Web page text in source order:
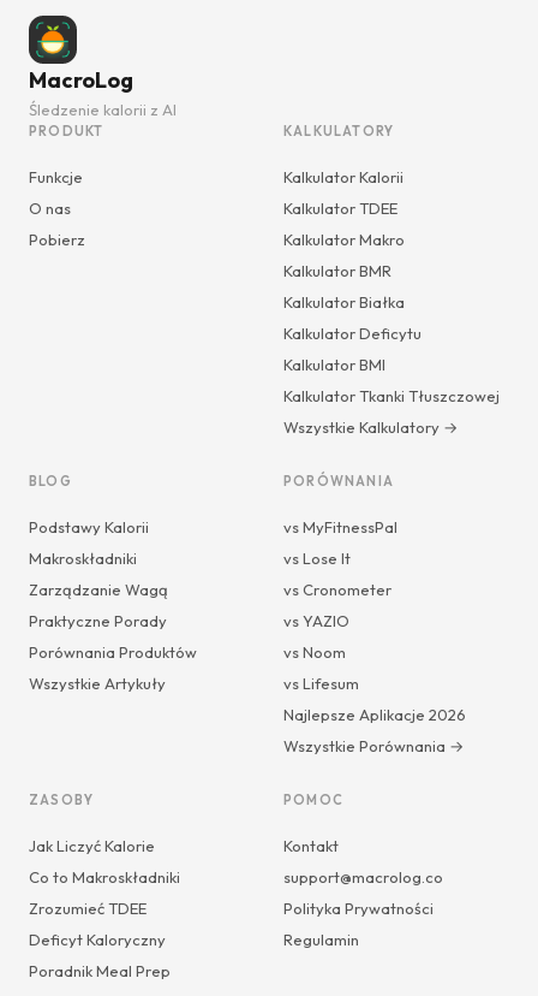
MacroLog
Śledzenie kalorii z AI
PRODUKT
Funkcje
O nas
Pobierz
KALKULATORY
Kalkulator Kalorii
Kalkulator TDEE
Kalkulator Makro
Kalkulator BMR
Kalkulator Białka
Kalkulator Deficytu
Kalkulator BMI
Kalkulator Tkanki Tłuszczowej
Wszystkie Kalkulatory →
BLOG
Podstawy Kalorii
Makroskładniki
Zarządzanie Wagą
Praktyczne Porady
Porównania Produktów
Wszystkie Artykuły
PORÓWNANIA
vs MyFitnessPal
vs Lose It
vs Cronometer
vs YAZIO
vs Noom
vs Lifesum
Najlepsze Aplikacje 2026
Wszystkie Porównania →
ZASOBY
Jak Liczyć Kalorie
Co to Makroskładniki
Zrozumieć TDEE
Deficyt Kaloryczny
Poradnik Meal Prep
POMOC
Kontakt
support@macrolog.co
Polityka Prywatności
Regulamin